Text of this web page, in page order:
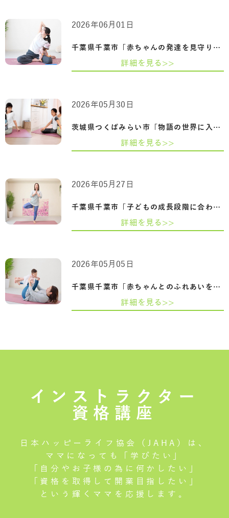
千葉県千葉市「赤ちゃんの発達を見守りな…
2026年06月01日
詳細を見る>>
茨城県つくばみらい市「物語の世界に入り…
2026年05月30日
詳細を見る>>
千葉県千葉市「子どもの成長段階に合わせ…
2026年05月27日
詳細を見る>>
千葉県千葉市「赤ちゃんとのふれあいを楽…
2026年05月05日
詳細を見る>>
インストラクター
資格講座
日本ハッピーライフ協会（JAHA）は、
ママになっても「学びたい」
「自分やお子様の為に何かしたい」
「資格を取得して開業目指したい」
という輝くママを応援します。